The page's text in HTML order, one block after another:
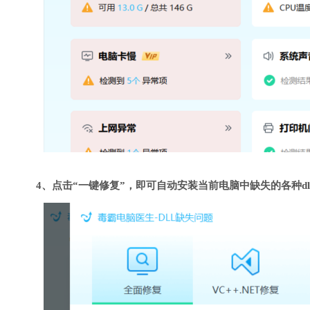
4、点击“一键修复”，即可自动安装当前电脑中缺失的各种